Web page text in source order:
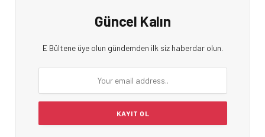
Güncel Kalın
E Bültene üye olun gündemden ilk siz haberdar olun.